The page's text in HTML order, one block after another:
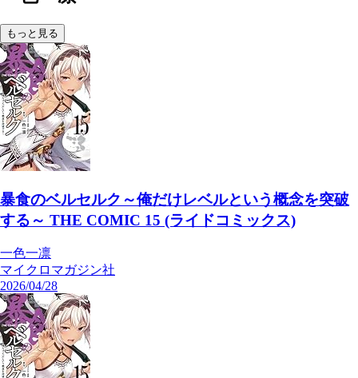
もっと見る
暴食のベルセルク～俺だけレベルという概念を突破
する～ THE COMIC 15 (ライドコミックス)
一色一凛
マイクロマガジン社
2026/04/28